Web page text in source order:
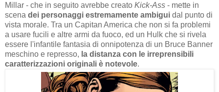
Millar - che in seguito avrebbe creato Kick-Ass - mette in
scena dei personaggi estremamente ambigui dal punto di
vista morale. Tra un Capitan America che non si fa problemi
a usare fucili e altre armi da fuoco, ed un Hulk che si rivela
essere l'infantile fantasia di onnipotenza di un Bruce Banner
meschino e represso, la distanza con le irreprensibili
caratterizzazioni originali è notevole.